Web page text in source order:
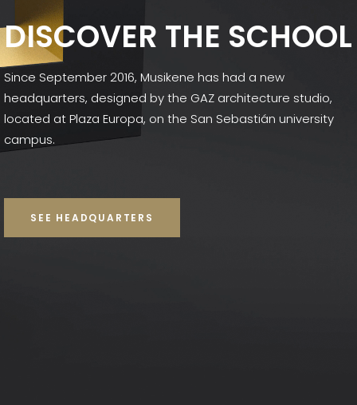
DISCOVER THE SCHOOL
Since September 2016, Musikene has had a new
headquarters, designed by the GAZ architecture studio,
located at Plaza Europa, on the San Sebastián university
campus.
SEE HEADQUARTERS